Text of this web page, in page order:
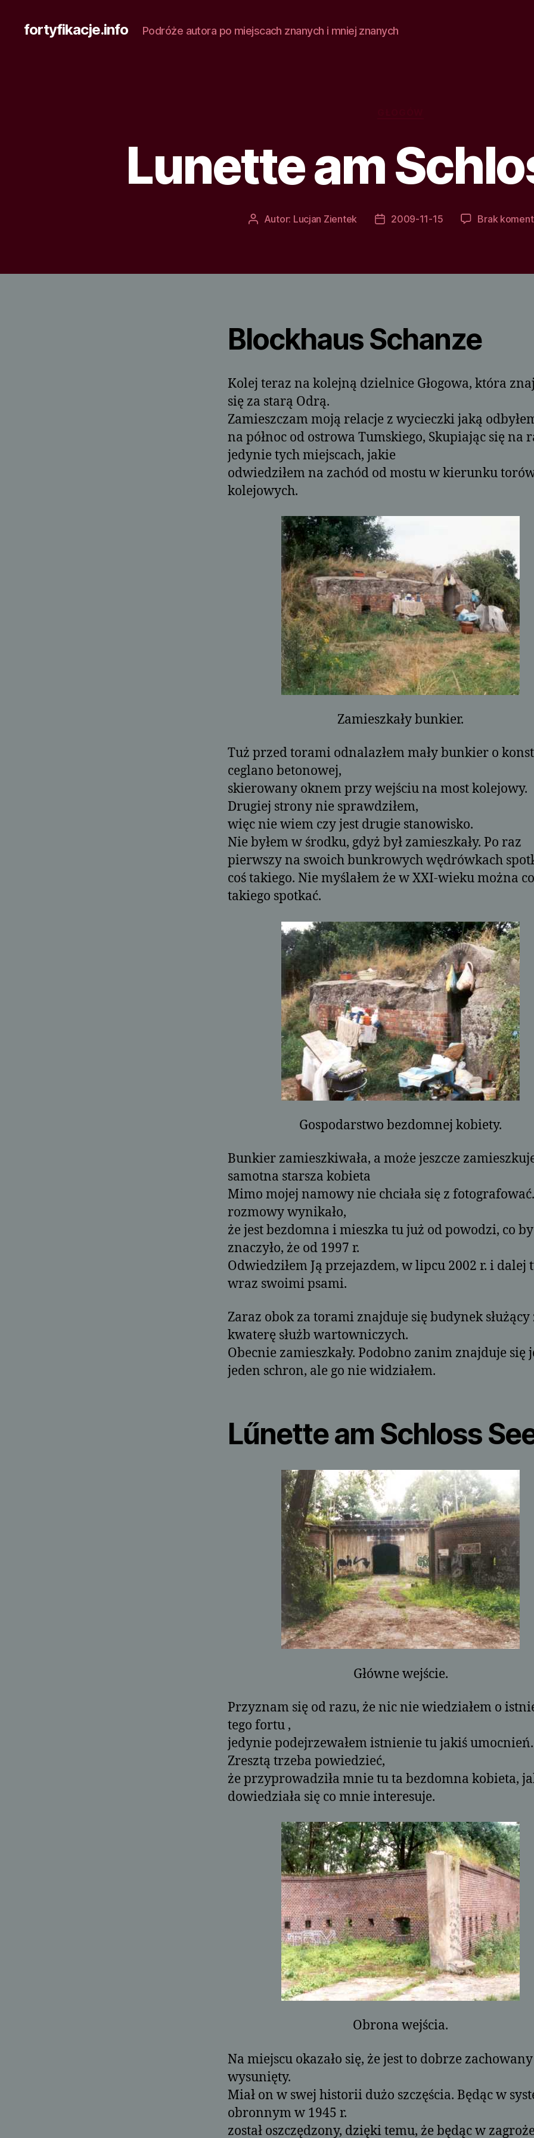
fortyfikacje.info Podróże autora po miejscach znanych i mniej znanych
Lunette am
AutorAutor: Lucjan Zientek
Data2009-11-15 Brak
Blockhaus Schanze
Kolej teraz na kolejną dzielnice Głogowa, która
się za starą Odrą.
Zamieszczam moją relacje z wycieczki jaką
na północ od ostrowa Tumskiego, Skupiając się na
jedynie tych miejscach, jakie
odwiedziłem na zachód od mostu w kierunku
kolejowych.
Zamieszkały bunkier.
Tuż przed torami odnalazłem mały bunkier o
ceglano betonowej,
skierowany oknem przy wejściu na most kolejowy.
Drugiej strony nie sprawdziłem,
więc nie wiem czy jest drugie stanowisko.
Nie byłem w środku, gdyż był zamieszkały. Po raz
pierwszy na swoich bunkrowych wędrówkach
coś takiego. Nie myślałem że w XXI-wieku można
takiego spotkać.
Gospodarstwo bezdomnej kobiety.
Bunkier zamieszkiwała, a może jeszcze
samotna starsza kobieta
Mimo mojej namowy nie chciała się z
rozmowy wynikało,
że jest bezdomna i mieszka tu już od powodzi, co by
znaczyło, że od 1997 r.
Odwiedziłem Ją przejazdem, w lipcu 2002 r. i dalej
wraz swoimi psami.
Zaraz obok za torami znajduje się budynek służący
kwaterę służb wartowniczych.
Obecnie zamieszkały. Podobno zanim znajduje się
jeden schron, ale go nie widziałem.
Lűnette am Schloss
Główne wejście.
Przyznam się od razu, że nic nie wiedziałem o
tego fortu ,
jedynie podejrzewałem istnienie tu jakiś umocnień.
Zresztą trzeba powiedzieć,
że przyprowadziła mnie tu ta bezdomna kobieta,
dowiedziała się co mnie interesuje.
Obrona wejścia.
Na miejscu okazało się, że jest to dobrze
wysunięty.
Miał on w swej historii dużo szczęścia. Będąc w
obronnym w 1945 r.
został oszczędzony, dzięki temu, że będąc w